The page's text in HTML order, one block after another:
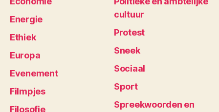
Energie
Ethiek
Europa
Evenement
Filmpjes
Filosofie
cultuur
Protest
Sneek
Sociaal
Sport
Spreekwoorden en